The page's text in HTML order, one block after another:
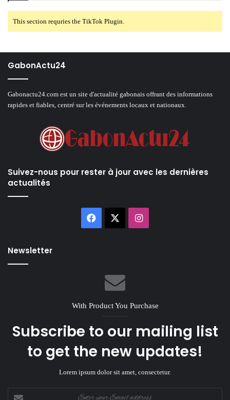
This section requries the TikTok Plugin.
GabonActu24
Gabonactu24.com est un site d'actualité gabonais offrant des informations
rapides et fiables, centré sur les événements locaux et nationaux.
Suivez-nous pour rester à jour avec les dernières
actualités
Facebook Instagram
Newsletter
With Product You Purchase
Subscribe to our mailing list
to get the new updates!
Lorem ipsum dolor sit amet, consectetur.